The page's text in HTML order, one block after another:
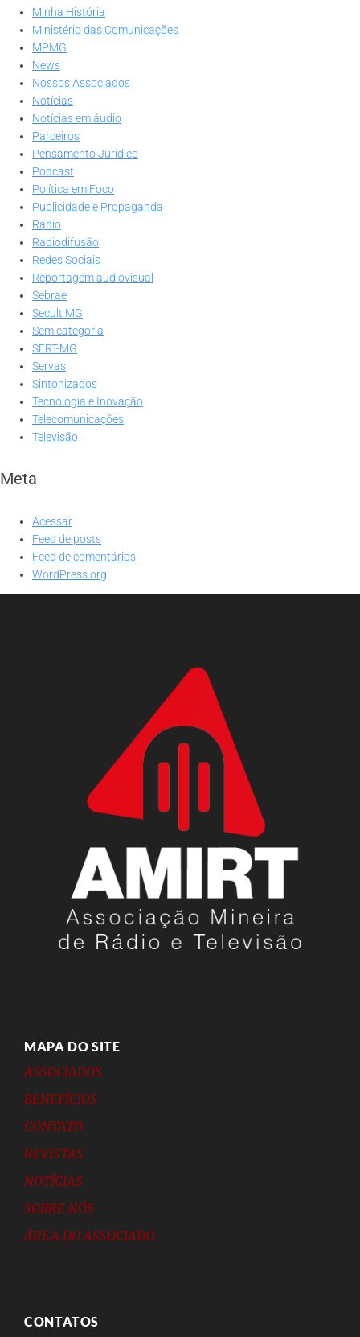
Minha História
Ministério das Comunicações
MPMG
News
Nossos Associados
Notícias
Notícias em áudio
Parceiros
Pensamento Jurídico
Podcast
Política em Foco
Publicidade e Propaganda
Rádio
Radiodifusão
Redes Sociais
Reportagem audiovisual
Sebrae
Secult MG
Sem categoria
SERT-MG
Servas
Sintonizados
Tecnologia e Inovação
Telecomunicações
Televisão
Meta
Acessar
Feed de posts
Feed de comentários
WordPress.org
MAPA DO SITE
ASSOCIADOS
BENEFÍCIOS
CONTATO
REVISTAS
NOTÍCIAS
SOBRE NÓS
ÁREA DO ASSOCIADO
CONTATOS